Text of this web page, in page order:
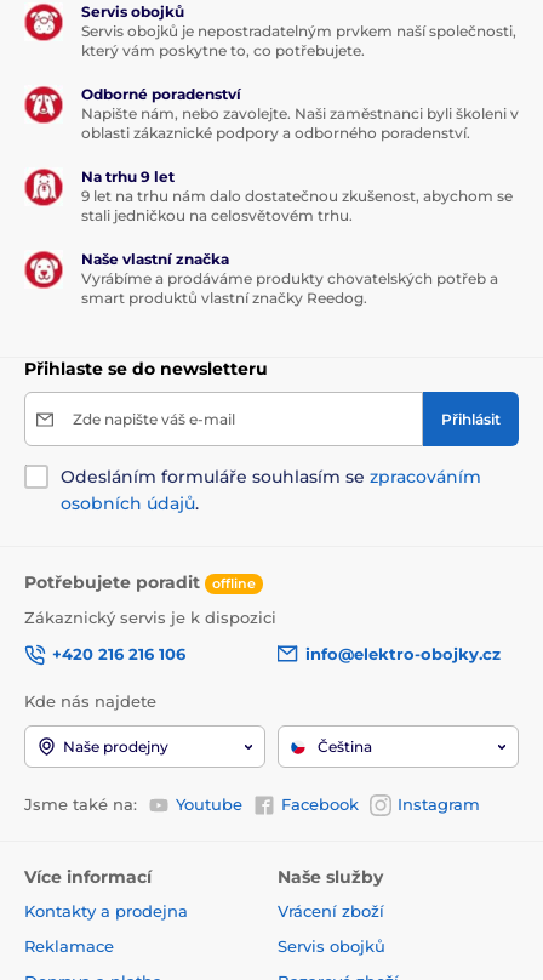
Servis obojků
Servis obojků je nepostradatelným prvkem naší společnosti,
který vám poskytne to, co potřebujete.
Odborné poradenství
Napište nám, nebo zavolejte. Naši zaměstnanci byli školeni v
oblasti zákaznické podpory a odborného poradenství.
Na trhu 9 let
9 let na trhu nám dalo dostatečnou zkušenost, abychom se
stali jedničkou na celosvětovém trhu.
Naše vlastní značka
Vyrábíme a prodáváme produkty chovatelských potřeb a
smart produktů vlastní značky Reedog.
Přihlaste se do newsletteru
Zde napište váš e-mail Přihlásit
Odesláním formuláře souhlasím se zpracováním
osobních údajů.
Potřebujete poradit offline
Zákaznický servis je k dispozici
+420 216 216 106
info@elektro-obojky.cz
Kde nás najdete
Naše prodejny Čeština
Jsme také na: Youtube Facebook Instagram
Více informací
Kontakty a prodejna
Reklamace
Naše služby
Vrácení zboží
Servis obojků